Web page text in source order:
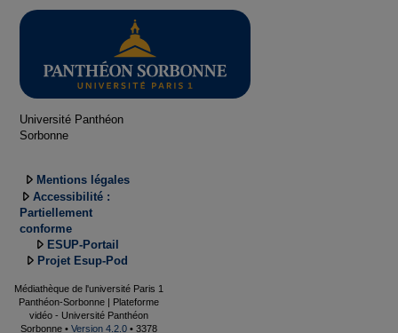
Université Panthéon
Sorbonne
Mentions légales
Accessibilité :
Partiellement
conforme
ESUP-Portail
Projet Esup-Pod
Médiathèque de l'université Paris 1
Panthéon-Sorbonne | Plateforme
vidéo - Université Panthéon
Sorbonne • Version 4.2.0 • 3378